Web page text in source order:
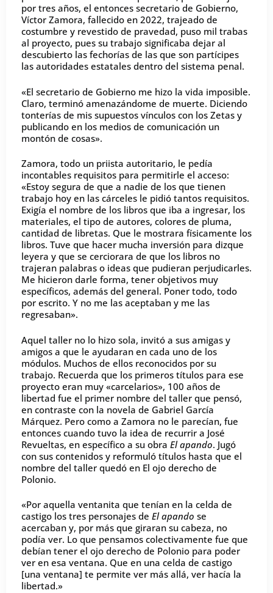
por tres años, el entonces secretario de Gobierno,
Víctor Zamora, fallecido en 2022, trajeado de
costumbre y revestido de pravedad, puso mil trabas
al proyecto, pues su trabajo significaba dejar al
descubierto las fechorías de las que son partícipes
las autoridades estatales dentro del sistema penal.
«El secretario de Gobierno me hizo la vida imposible.
Claro, terminó amenazándome de muerte. Diciendo
tonterías de mis supuestos vínculos con los Zetas y
publicando en los medios de comunicación un
montón de cosas».
Zamora, todo un priista autoritario, le pedía
incontables requisitos para permitirle el acceso:
«Estoy segura de que a nadie de los que tienen
trabajo hoy en las cárceles le pidió tantos requisitos.
Exigía el nombre de los libros que iba a ingresar, los
materiales, el tipo de autores, colores de pluma,
cantidad de libretas. Que le mostrara físicamente los
libros. Tuve que hacer mucha inversión para dizque
leyera y que se cerciorara de que los libros no
trajeran palabras o ideas que pudieran perjudicarles.
Me hicieron darle forma, tener objetivos muy
específicos, además del general. Poner todo, todo
por escrito. Y no me las aceptaban y me las
regresaban».
Aquel taller no lo hizo sola, invitó a sus amigas y
amigos a que le ayudaran en cada uno de los
módulos. Muchos de ellos reconocidos por su
trabajo. Recuerda que los primeros títulos para ese
proyecto eran muy «carcelarios», 100 años de
libertad fue el primer nombre del taller que pensó,
en contraste con la novela de Gabriel García
Márquez. Pero como a Zamora no le parecían, fue
entonces cuando tuvo la idea de recurrir a José
Revueltas, en específico a su obra El apando. Jugó
con sus contenidos y reformuló títulos hasta que el
nombre del taller quedó en El ojo derecho de
Polonio.
«Por aquella ventanita que tenían en la celda de
castigo los tres personajes de El apando se
acercaban y, por más que giraran su cabeza, no
podía ver. Lo que pensamos colectivamente fue que
debían tener el ojo derecho de Polonio para poder
ver en esa ventana. Que en una celda de castigo
[una ventana] te permite ver más allá, ver hacía la
libertad.»